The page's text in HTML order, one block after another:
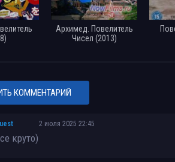
Архимед. Повелитель
Чисел (2013)
КОММЕНТАРИЙ
2 июля 2025 22:45
круто)